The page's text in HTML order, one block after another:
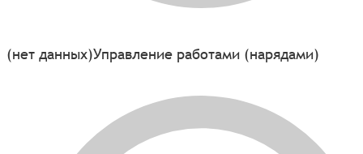
(нет данных)Управление работами (нарядами)